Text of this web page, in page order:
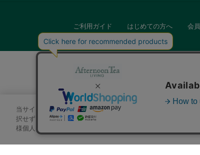
ご利用ガイド はじめての方へ 会
当サイトでは、サイトの利便性向上のためにクッキーを使用
択せずにページを移動した場合、クッキーの使用に同意した
様個人を特定できる情報」は一切含まれておりません。詳細は